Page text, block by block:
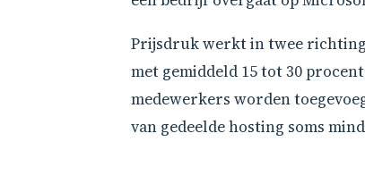
Prijsdruk werkt in twee
met gemiddeld 15 tot 30
medewerkers worden
van gedeelde hosting soms